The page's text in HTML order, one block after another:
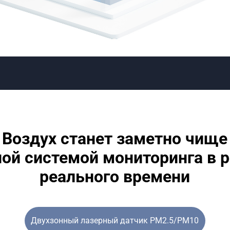
Воздух станет заметно чище
системой мониторинга в
реального времени
Двухзонный лазерный датчик PM2.5/PM10